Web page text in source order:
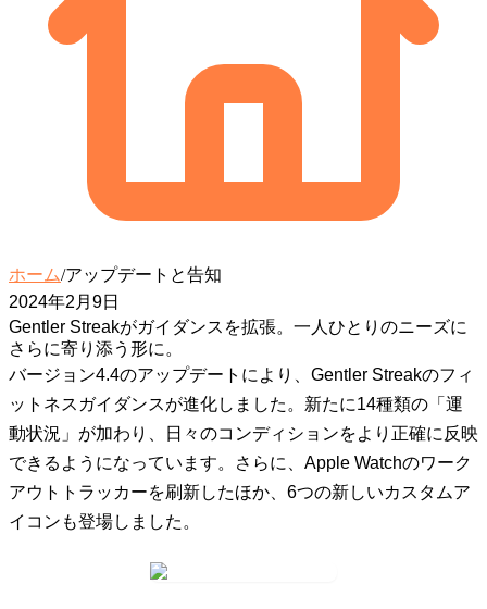
ホーム/アップデートと告知
2024年2月9日
Gentler Streakがガイダンスを拡張。一人ひとりのニーズに
さらに寄り添う形に。
バージョン4.4のアップデートにより、Gentler Streakのフィ
ットネスガイダンスが進化しました。新たに14種類の「運
動状況」が加わり、日々のコンディションをより正確に反映
できるようになっています。さらに、Apple Watchのワーク
アウトトラッカーを刷新したほか、6つの新しいカスタムア
イコンも登場しました。